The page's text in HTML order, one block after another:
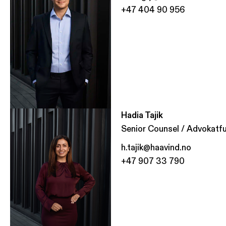
+47 404 90 956
Hadia Tajik
Senior Counsel /
h.tajik@haavind.no
+47 907 33 790